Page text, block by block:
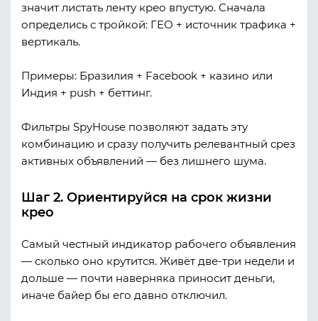
значит листать ленту крео впустую. Сначала
определись с тройкой: ГЕО + источник трафика +
вертикаль.
Примеры: Бразилия + Facebook + казино или
Индия + push + беттинг.
Фильтры SpyHouse позволяют задать эту
комбинацию и сразу получить релевантный срез
активных объявлений — без лишнего шума.
Шаг 2. Ориентируйся на срок жизни
крео
Самый честный индикатор рабочего объявления
— сколько оно крутится. Живёт две-три недели и
дольше — почти наверняка приносит деньги,
иначе байер бы его давно отключил.